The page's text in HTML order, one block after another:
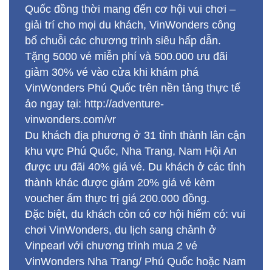
Quốc đồng thời mang đến cơ hội vui chơi –
giải trí cho mọi du khách, VinWonders công
bố chuỗi các chương trình siêu hấp dẫn.
Tặng 5000 vé miễn phí và 500.000 ưu đãi
giảm 30% vé vào cửa khi khám phá
VinWonders Phú Quốc trên nền tảng thực tế
ảo ngay tại: http://adventure-
vinwonders.com/vr
Du khách địa phương ở 31 tỉnh thành lân cận
khu vực Phú Quốc, Nha Trang, Nam Hội An
được ưu đãi 40% giá vé. Du khách ở các tỉnh
thành khác được giảm 20% giá vé kèm
voucher ẩm thực trị giá 200.000 đồng.
Đặc biệt, du khách còn có cơ hội hiếm có: vui
chơi VinWonders, du lịch sang chảnh ở
Vinpearl với chương trình mua 2 vé
VinWonders Nha Trang/ Phú Quốc hoặc Nam